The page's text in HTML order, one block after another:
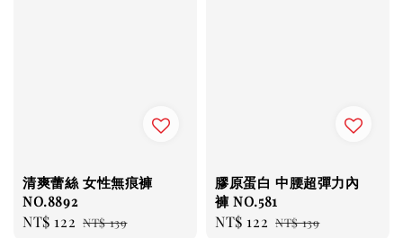
清爽蕾絲 女性無痕褲
NO.8892
Sale
NT$ 122 Regular
NT$ 139
膠原蛋白 中腰超彈力內
褲 NO.581
Sale
NT$ 122 Regular
NT$ 139